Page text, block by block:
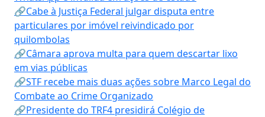
🔗Cabe à Justiça Federal julgar disputa entre
particulares por imóvel reivindicado por
quilombolas
🔗Câmara aprova multa para quem descartar lixo
em vias públicas
🔗STF recebe mais duas ações sobre Marco Legal do
Combate ao Crime Organizado
🔗Presidente do TRF4 presidirá Colégio de